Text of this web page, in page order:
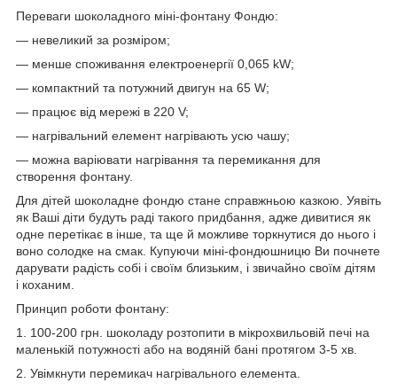
Переваги шоколадного міні-фонтану Фондю:
― невеликий за розміром;
― менше споживання електроенергії 0,065 kW;
― компактний та потужний двигун на 65 W;
― працює від мережі в 220 V;
― нагрівальний елемент нагрівають усю чашу;
― можна варіювати нагрівання та перемикання для
створення фонтану.
Для дітей шоколадне фондю стане справжньою казкою. Уявіть
як Ваші діти будуть раді такого придбання, адже дивитися як
одне перетікає в інше, та ще й можливе торкнутися до нього і
воно солодке на смак. Купуючи міні-фондюшницю Ви почнете
дарувати радість собі і своїм близьким, і звичайно своїм дітям
і коханим.
Принцип роботи фонтану:
1. 100-200 грн. шоколаду розтопити в мікрохвильовій печі на
маленькій потужності або на водяній бані протягом 3-5 хв.
2. Увімкнути перемикач нагрівального елемента.